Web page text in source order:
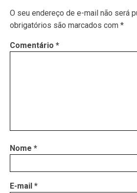
O seu endereço de e-mail não será
obrigatórios são marcados com *
Comentário *
Nome *
E-mail *